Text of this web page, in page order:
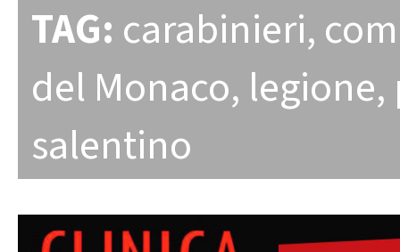
TAG: carabinieri,
del Monaco, legione,
salentino